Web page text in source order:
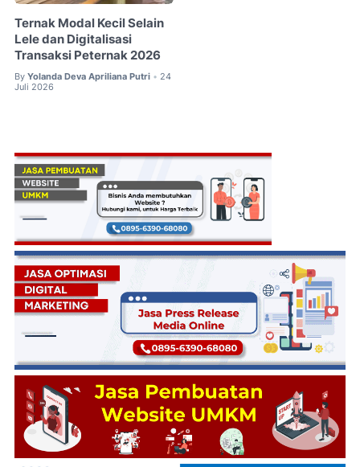
Ternak Modal Kecil Selain
Lele dan Digitalisasi
Transaksi Peternak 2026
By Yolanda Deva Apriliana Putri • 24
Juli 2026